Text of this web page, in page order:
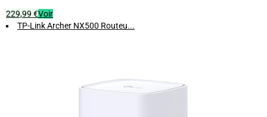
229,99 €Voir
TP-Link Archer NX500 Routeu...